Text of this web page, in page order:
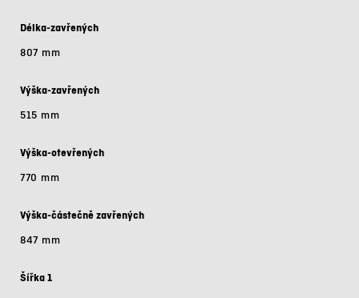
Délka-zavřených
807 mm
Výška-zavřených
515 mm
Výška-otevřených
770 mm
Výška-částečně zavřených
847 mm
Šířka 1